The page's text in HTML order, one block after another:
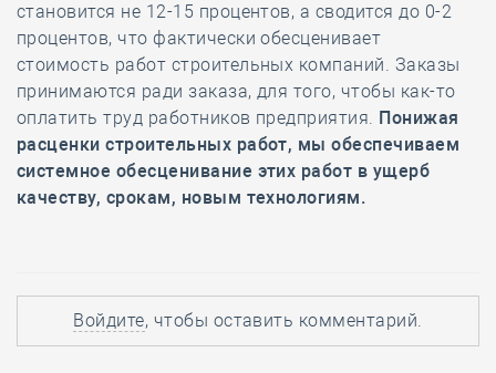
становится не 12-15 процентов, а сводится до 0-2
процентов, что фактически обесценивает
стоимость работ строительных компаний. Заказы
принимаются ради заказа, для того, чтобы как-то
оплатить труд работников предприятия. Понижая
расценки строительных работ, мы обеспечиваем
системное обесценивание этих работ в ущерб
качеству, срокам, новым технологиям.
Войдите, чтобы оставить комментарий.